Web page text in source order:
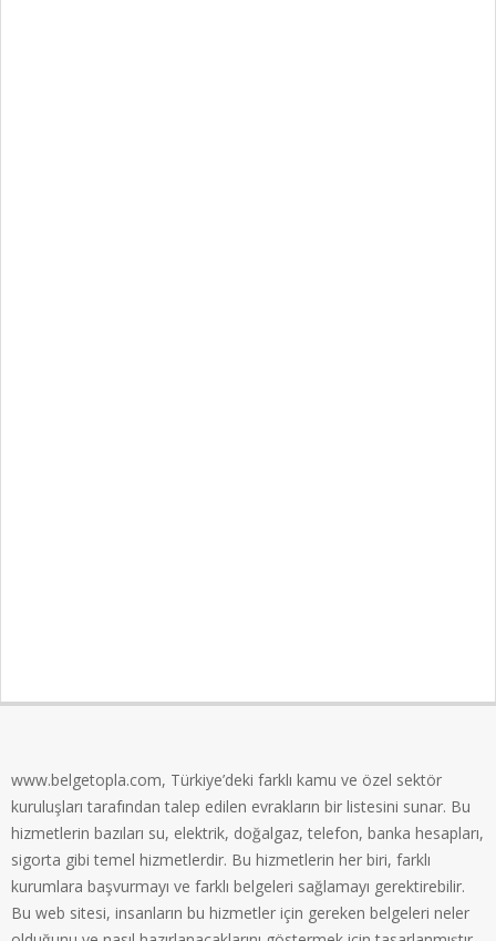
www.belgetopla.com, Türkiye’deki farklı kamu ve özel sektör
kuruluşları tarafından talep edilen evrakların bir listesini sunar. Bu
hizmetlerin bazıları su, elektrik, doğalgaz, telefon, banka hesapları,
sigorta gibi temel hizmetlerdir. Bu hizmetlerin her biri, farklı
kurumlara başvurmayı ve farklı belgeleri sağlamayı gerektirebilir.
Bu web sitesi, insanların bu hizmetler için gereken belgeleri neler